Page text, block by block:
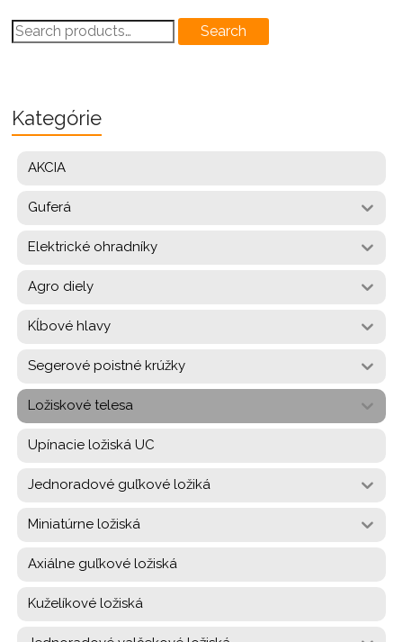
Search
for:
Search
Kategórie
AKCIA
Guferá
Elektrické ohradníky
Agro diely
Kĺbové hlavy
Segerové poistné krúžky
Ložiskové telesa
Upínacie ložiská UC
Jednoradové guľkové ložiká
Miniatúrne ložiská
Axiálne guľkové ložiská
Kuželíkové ložiská